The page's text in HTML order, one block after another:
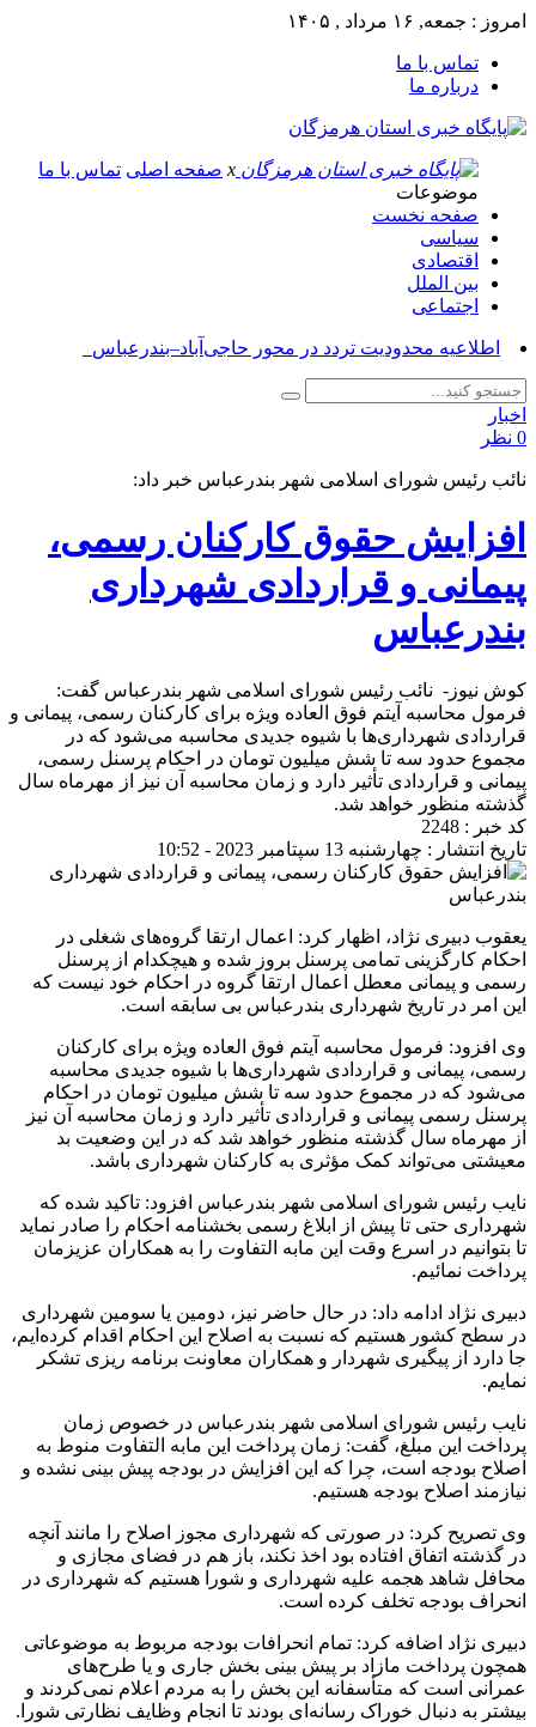
امروز : جمعه, ۱۶ مرداد , ۱۴۰۵
تماس با ما
درباره ما
x صفحه اصلی تماس با ما
موضوعات
صفحه نخست
سیاسی
اقتصادی
بین الملل
اجتماعی
آسوشی_
اخبار
0 نظر
نائب رئیس شورای اسلامی شهر بندرعباس خبر داد:
افزایش حقوق کارکنان رسمی،
پیمانی و قراردادی شهرداری
بندرعباس
کوش نیوز- نائب رئیس شورای اسلامی شهر بندرعباس گفت:
فرمول محاسبه آیتم فوق العاده ویژه برای کارکنان رسمی، پیمانی و
قراردادی شهرداری‌ها با شیوه جدیدی محاسبه می‌شود که در
مجموع حدود سه تا شش میلیون تومان در احکام پرسنل رسمی،
پیمانی و قراردادی تأثیر دارد و زمان محاسبه آن نیز از مهرماه سال
گذشته منظور خواهد شد.
کد خبر : 2248
تاریخ انتشار : چهارشنبه 13 سپتامبر 2023 - 10:52
یعقوب دبیری نژاد، اظهار کرد: اعمال ارتقا گروه‌های شغلی در
احکام کارگزینی تمامی پرسنل بروز شده و هیچکدام از پرسنل
رسمی و پیمانی معطل اعمال ارتقا گروه در احکام خود نیست که
این امر در تاریخ شهرداری بندرعباس بی سابقه است.
وی افزود: فرمول محاسبه آیتم فوق العاده ویژه برای کارکنان
رسمی، پیمانی و قراردادی شهرداری‌ها با شیوه جدیدی محاسبه
می‌شود که در مجموع حدود سه تا شش میلیون تومان در احکام
پرسنل رسمی پیمانی و قراردادی تأثیر دارد و زمان محاسبه آن نیز
از مهرماه سال گذشته منظور خواهد شد که در این وضعیت بد
معیشتی می‌تواند کمک مؤثری به کارکنان شهرداری باشد.
نایب رئیس شورای اسلامی شهر بندرعباس افزود: تاکید شده که
شهرداری حتی تا پیش از ابلاغ رسمی بخشنامه احکام را صادر نماید
تا بتوانیم در اسرع وقت این مابه التفاوت را به همکاران عزیزمان
پرداخت نمائیم.
دبیری نژاد ادامه داد: در حال حاضر نیز، دومین یا سومین شهرداری
در سطح کشور هستیم که نسبت به اصلاح این احکام اقدام کرده‌ایم،
جا دارد از پیگیری شهردار و همکاران معاونت برنامه ریزی تشکر
نمایم.
نایب رئیس شورای اسلامی شهر بندرعباس در خصوص زمان
پرداخت این مبلغ، گفت: زمان پرداخت این مابه التفاوت منوط به
اصلاح بودجه است، چرا که این افزایش در بودجه پیش بینی نشده و
نیازمند اصلاح بودجه هستیم.
وی تصریح کرد: در صورتی که شهرداری مجوز اصلاح را مانند آنچه
در گذشته اتفاق افتاده بود اخذ نکند، باز هم در فضای مجازی و
محافل شاهد هجمه علیه شهرداری و شورا هستیم که شهرداری در
انحراف بودجه تخلف کرده است.
دبیری نژاد اضافه کرد: تمام انحرافات بودجه مربوط به موضوعاتی
همچون پرداخت مازاد بر پیش بینی بخش جاری و یا طرح‌های
عمرانی است که متأسفانه این بخش را به مردم اعلام نمی‌کردند و
بیشتر به دنبال خوراک رسانه‌ای بودند تا انجام وظایف نظارتی شورا.